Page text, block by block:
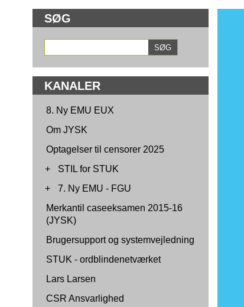
SØG
KANALER
8. Ny EMU EUX
Om JYSK
Optagelser til censorer 2025
+
STIL for STUK
+
7. Ny EMU - FGU
Merkantil caseeksamen 2015-16
(JYSK)
Brugersupport og systemvejledning
STUK - ordblindenetværket
Lars Larsen
CSR Ansvarlighed